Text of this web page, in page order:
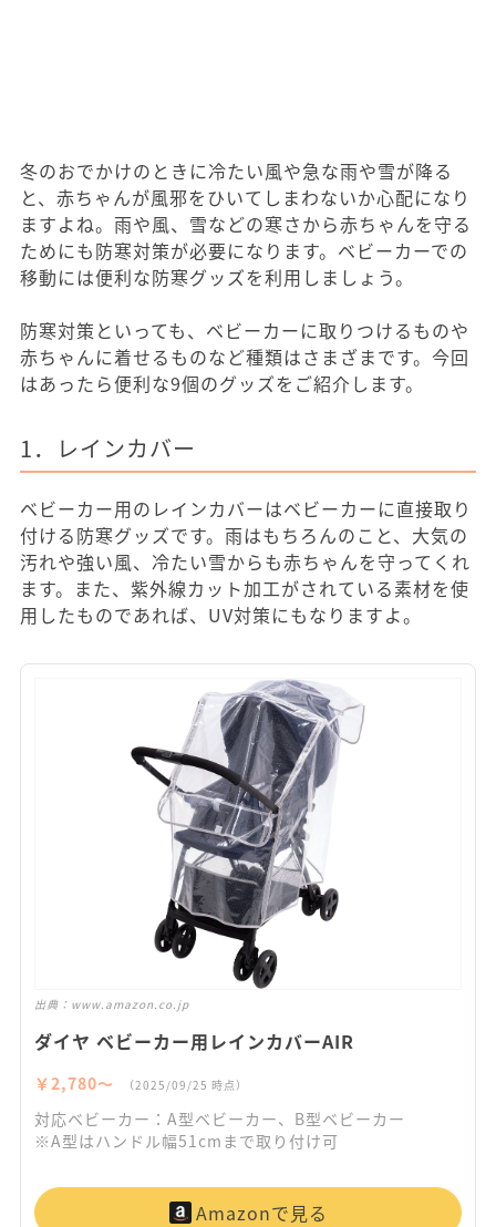
冬のおでかけのときに冷たい風や急な雨や雪が降る
と、赤ちゃんが風邪をひいてしまわないか心配になり
ますよね。雨や風、雪などの寒さから赤ちゃんを守る
ためにも防寒対策が必要になります。ベビーカーでの
移動には便利な防寒グッズを利用しましょう。
防寒対策といっても、ベビーカーに取りつけるものや
赤ちゃんに着せるものなど種類はさまざまです。今回
はあったら便利な9個のグッズをご紹介します。
1．レインカバー
ベビーカー用のレインカバーはベビーカーに直接取り
付ける防寒グッズです。雨はもちろんのこと、大気の
汚れや強い風、冷たい雪からも赤ちゃんを守ってくれ
ます。また、紫外線カット加工がされている素材を使
用したものであれば、UV対策にもなりますよ。
出典： www.amazon.co.jp
ダイヤ ベビーカー用レインカバーAIR
￥2,780〜 （2025/09/25 時点）
対応ベビーカー：A型ベビーカー、B型ベビーカー
※A型はハンドル幅51cmまで取り付け可
Amazonで見る